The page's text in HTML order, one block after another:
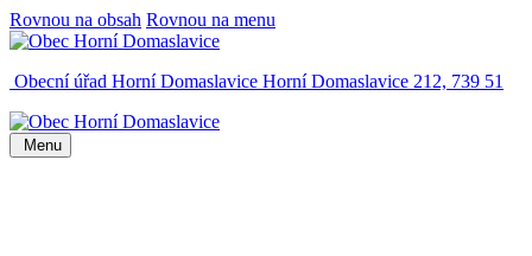
Rovnou na obsah Rovnou na menu
Obecní úřad Horní Domaslavice Horní Domaslavice 212, 739 51
Menu